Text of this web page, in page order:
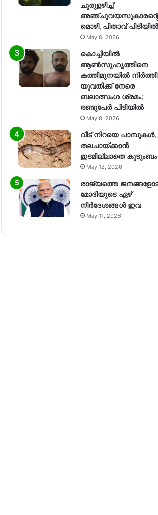
ചുരുളഴിച്ച്
മൊഴി, പിതാവ്
May 8, 2026
കൊച്ചിയിൽ
ആൺസുഹൃത്തിനെ
കത്തിമുനയിൽ നിർത്തി
യുവതിക്ക് നേരെ
ബലാത്സംഗ​ ശ്രമം;
രണ്ടുപേർ പിടിയിൽ
May 8, 2026
വീട് നിറയെ പാമ്പുകൾ,
തലചായ്ക്കാൻ
ഇടമില്ലാതെ കുടുംബം
May 12, 2026
രാജ്യത്തെ
മോദിയുടെ ഏഴ്
നിര്‍ദേശങ്ങള്‍ ഇവ
May 11, 2026